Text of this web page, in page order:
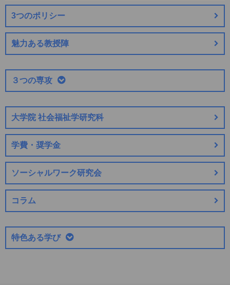
3つのポリシー
魅力ある教授陣
３つの専攻
大学院 社会福祉学研究科
学費・奨学金
ソーシャルワーク研究会
コラム
特色ある学び